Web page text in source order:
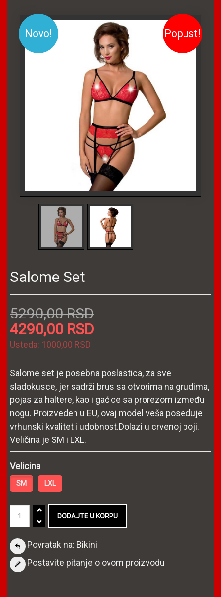
Novo! Popust!
Salome Set
5290,00 RSD
4290,00 RSD
Usteda: 1000,00 RSD
Salome set je posebna poslastica, za sve
sladokusce, jer sadrži brus sa otvorima na grudima,
pojas za haltere, kao i gaćice sa prorezom između
nogu. Proizveden u EU, ovaj model veša poseduje
vrhunski kvalitet i udobnost.Dolazi u crvenoj boji.
Veličina je SM i LXL.
Velicina
SM LXL
Povratak na: Bikini
Postavite pitanje o ovom proizvodu